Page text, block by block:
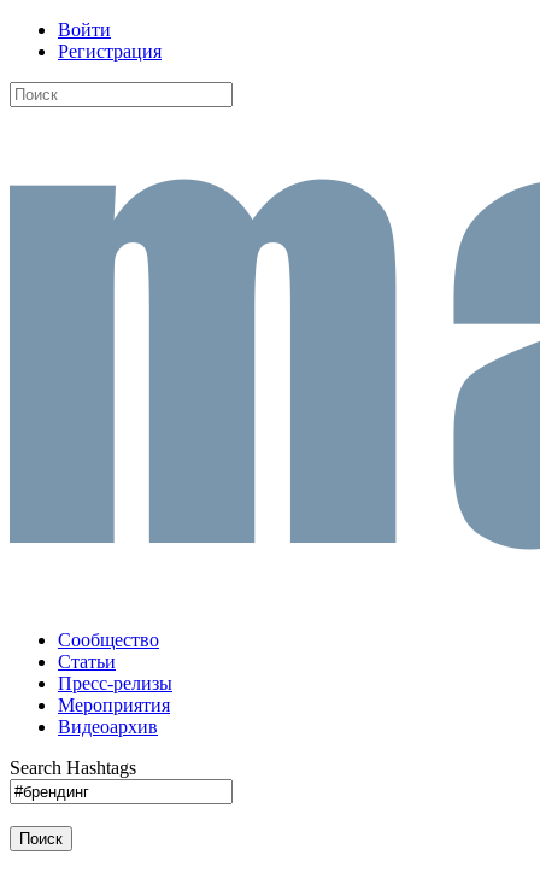
Войти
Регистрация
Сообщество
Статьи
Пресс-релизы
Мероприятия
Видеоархив
Search Hashtags
Поиск